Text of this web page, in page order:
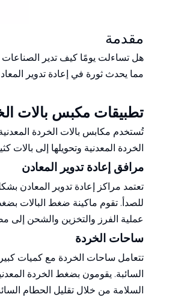
مقدمة
هل تساءلت يومًا كيف تدير الصناعات
مما يحدث ثورة في إعادة تدوير
تطبيقات مكبس بالات
تُستخدم مكابس بالات الخردة
الخردة المعدنية وتحويلها إلى بالات
مرافق إعادة تدوير المعادن
تعتمد مراكز إعادة تدوير المعادن
للصدأ. تقوم ماكينة ضغط البالات
عملية الفرز والتخزين والشحن إلى
ساحات الخردة
تتعامل ساحات الخردة مع كميات
السائبة. يقومون بضغط الخردة
السلامة من خلال تقليل الحطام